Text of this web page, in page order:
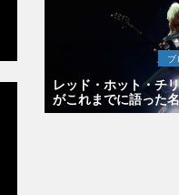
ブ
レッド・ホット・チ
がこれまでに語った